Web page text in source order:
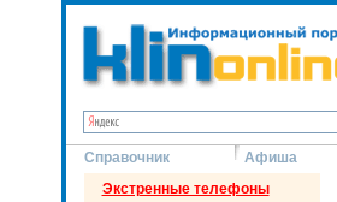
Справочник Афиша
Экстренные телефоны